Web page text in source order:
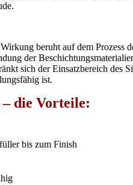
beruht auf dem Prozess
der
sich der Einsatzbereich des
ist.
die Vorteile:
bis zum Finish